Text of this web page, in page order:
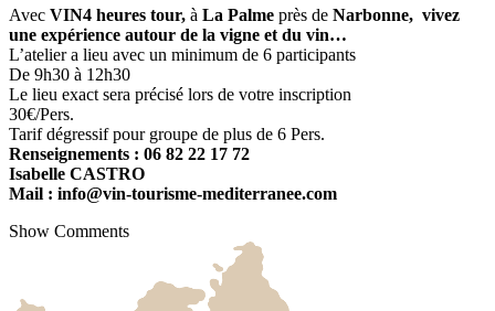
Avec VIN4 heures tour, à La Palme près de Narbonne, vivez
une expérience autour de la vigne et du vin…
L’atelier a lieu avec un minimum de 6 participants
De 9h30 à 12h30
Le lieu exact sera précisé lors de votre inscription
30€/Pers.
Tarif dégressif pour groupe de plus de 6 Pers.
Renseignements : 06 82 22 17 72
Isabelle CASTRO
Mail : info@vin-tourisme-mediterranee.com
Show Comments